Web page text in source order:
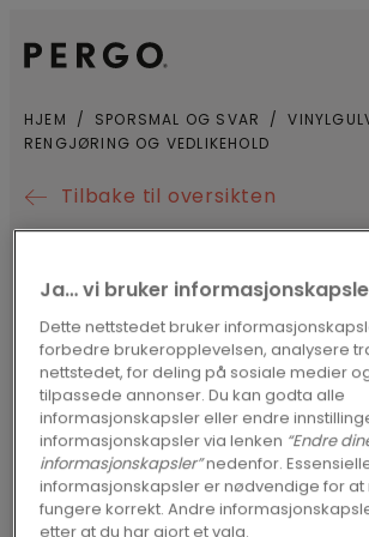
HJEM SPORSMAL OG SVAR
RENGJØRING OG VEDLIKEHOLD
Tilbake til oversikten
VEDLIKEHOLDER
PERGOS
Pergos vinylgulv ersvært
rene. Bruk en vanlig kost, en
mikrofiberklut, en støvsuger
Ja… vi bruker
Dette nettstedet bruker
forbedre brukeropplevelsen, analysere
nettstedet, for deling på sosiale medier
tilpassede annonser. Du kan godta alle
informasjonskapsler eller endre
informasjonskapsler via lenken “Endre
informasjonskapsler”nedenfor.
informasjonskapsler er nødvendige for at
fungere korrekt. Andre
etter at du har gjort et valg.